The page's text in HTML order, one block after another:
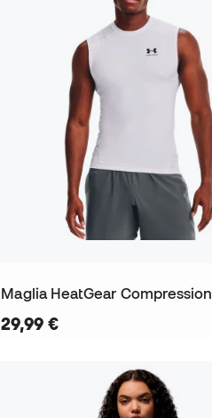
Maglia HeatGear Compression
29,99 €